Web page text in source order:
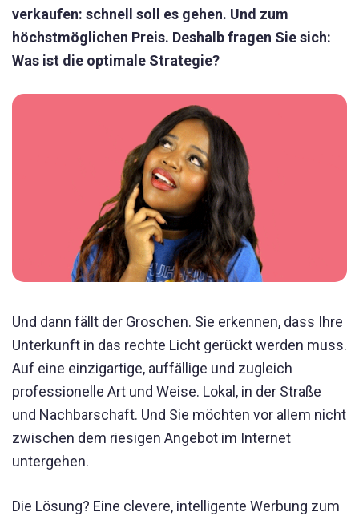
verkaufen: schnell soll es gehen. Und zum
höchstmöglichen Preis. Deshalb fragen Sie sich:
Was ist die optimale Strategie?
Und dann fällt der Groschen. Sie erkennen, dass Ihre
Unterkunft in das rechte Licht gerückt werden muss.
Auf eine einzigartige, auffällige und zugleich
professionelle Art und Weise. Lokal, in der Straße
und Nachbarschaft. Und Sie möchten vor allem nicht
zwischen dem riesigen Angebot im Internet
untergehen.
Die Lösung? Eine clevere, intelligente Werbung zum